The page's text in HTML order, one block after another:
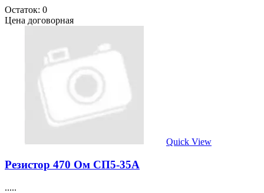
Остаток: 0
Цена договорная
Quick View
Резистор 470 Ом СП5-35А
.....